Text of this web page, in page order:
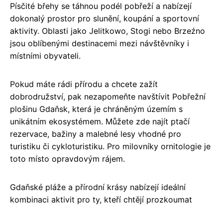
Písčité břehy se táhnou podél pobřeží a nabízejí
dokonalý prostor pro slunění, koupání a sportovní
aktivity. Oblasti jako Jelitkowo, Stogi nebo Brzeźno
jsou oblíbenými destinacemi mezi návštěvníky i
místními obyvateli.
Pokud máte rádi přírodu a chcete zažít
dobrodružství, pak nezapomeňte navštívit Pobřežní
plošinu Gdaňsk, která je chráněným územím s
unikátním ekosystémem. Můžete zde najít ptačí
rezervace, bažiny a malebné lesy vhodné pro
turistiku či cykloturistiku. Pro milovníky ornitologie je
toto místo opravdovým rájem.
Gdaňské pláže a přírodní krásy nabízejí ideální
kombinaci aktivit pro ty, kteří chtějí prozkoumat